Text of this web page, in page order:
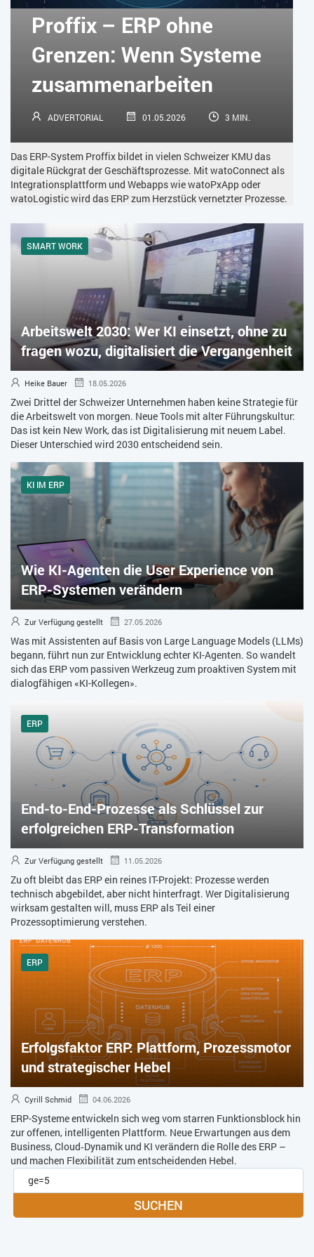
KÜNSTLICHE INTELLIGENZ LOGISTIK LOHN
SOCIAL COMMERCE SOCIAL-MEDIA
SOFTWARE-AS-A-SERVICE SOFTWAREENTWICKLUNG
TRANSPORTLOGISTIK / LAGER
TRENDKOMPASS 2026 USABILITY
USER EXPERIENCE WEBDESIGN WEB-SHOP
ZEITWIRTSCHAFT
Proffix – ERP ohne
Grenzen: Wenn Systeme
zusammenarbeiten
ADVERTORIAL 01.05.2026 3 MIN.
Das ERP-System Proffix bildet in vielen Schweizer KMU das
digitale Rückgrat der Geschäftsprozesse. Mit watoConnect als
Integrationsplattform und Webapps wie watoPxApp oder
watoLogistic wird das ERP zum Herzstück vernetzter Prozesse.
SMART WORK
Arbeitswelt 2030: Wer KI einsetzt, ohne zu
fragen wozu, digitalisiert die Vergangenheit
Heike Bauer 18.05.2026
Zwei Drittel der Schweizer Unternehmen haben keine Strategie für
die Arbeitswelt von morgen. Neue Tools mit alter Führungskultur:
Das ist kein New Work, das ist Digitalisierung mit neuem Label.
Dieser Unterschied wird 2030 entscheidend sein.
KI IM ERP
Wie KI-Agenten die User Experience von
ERP-Systemen verändern
Zur Verfügung gestellt 27.05.2026
Was mit Assistenten auf Basis von Large Language Models (LLMs)
begann, führt nun zur Entwicklung echter KI-Agenten. So wandelt
sich das ERP vom passiven Werkzeug zum proaktiven System mit
dialogfähigen «KI-Kollegen».
ERP
End-to-End-Prozesse als Schlüssel zur
erfolgreichen ERP-Transformation
Zur Verfügung gestellt 11.05.2026
Zu oft bleibt das ERP ein reines IT-Projekt: Prozesse werden
technisch abgebildet, aber nicht hinterfragt. Wer Digitalisierung
wirksam gestalten will, muss ERP als Teil einer
Prozessoptimierung verstehen.
ERP
Erfolgsfaktor ERP: Plattform, Prozessmotor
und strategischer Hebel
Cyrill Schmid 04.06.2026
ERP-Systeme entwickeln sich weg vom starren Funktionsblock hin
zur offenen, intelligenten Plattform. Neue Erwartungen aus dem
Business, Cloud‑Dynamik und KI verändern die Rolle des ERP –
und machen Flexibilität zum entscheidenden Hebel.
SUCHEN